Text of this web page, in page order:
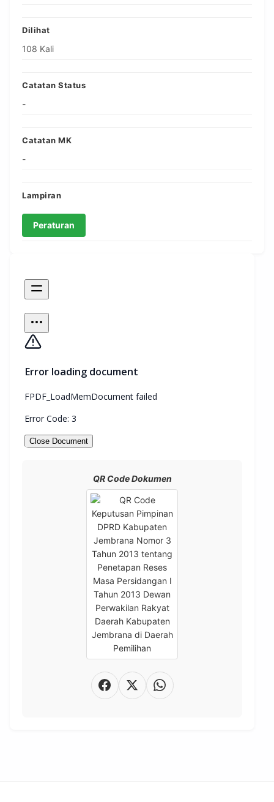
Dilihat
108 Kali
Catatan Status
-
Catatan MK
-
Lampiran
Peraturan
QR Code Dokumen